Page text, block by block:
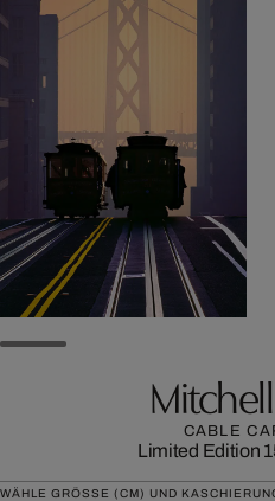
CABLE
Limited Edition
WÄHLE GRÖSSE (CM) UND